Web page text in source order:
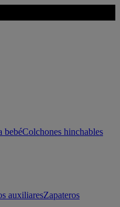
bebéColchones hinchables
auxiliaresZapateros